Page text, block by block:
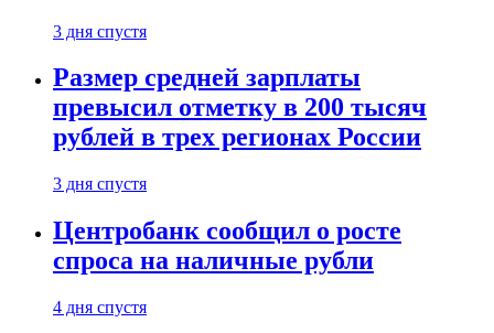
3 дня спустя
Размер средней зарплаты
превысил отметку в 200 тысяч
рублей в трех регионах России
3 дня спустя
Центробанк сообщил о росте
спроса на наличные рубли
4 дня спустя